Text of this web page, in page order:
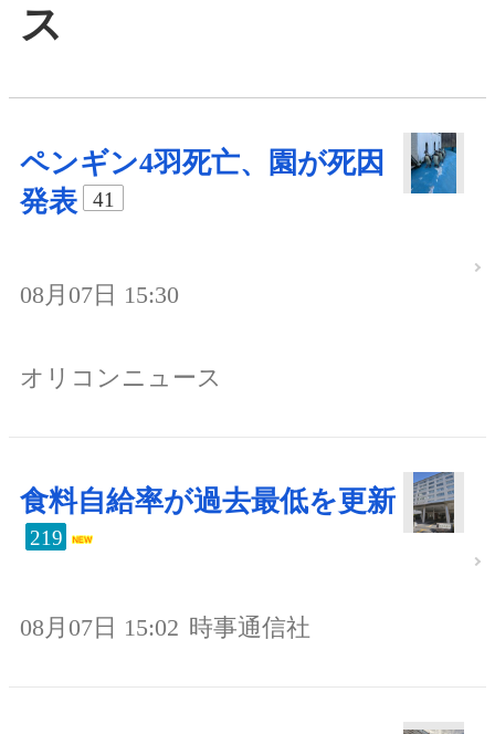
ス
ペンギン4羽死亡、園が死因
発表
41
08月07日 15:30
オリコンニュース
食料自給率が過去最低を更新
219
08月07日 15:02 時事通信社